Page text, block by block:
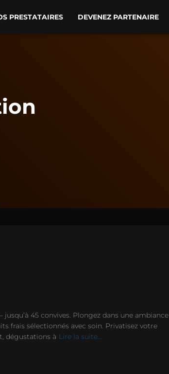
PRESTATAIRES DEVENEZ PARTENAIRE
45 convives. Plongez dans une ambiance
frais sélectionnés avec soin. Privatisez votre
dégustations à Lire la suite…